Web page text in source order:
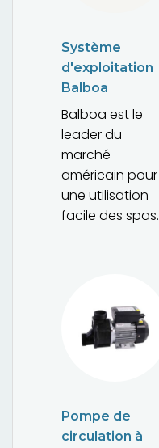
Système
d'exploitation
Balboa
Balboa est le
leader du
marché
américain pour
une utilisation
facile des spas.
Pompe de
circulation à